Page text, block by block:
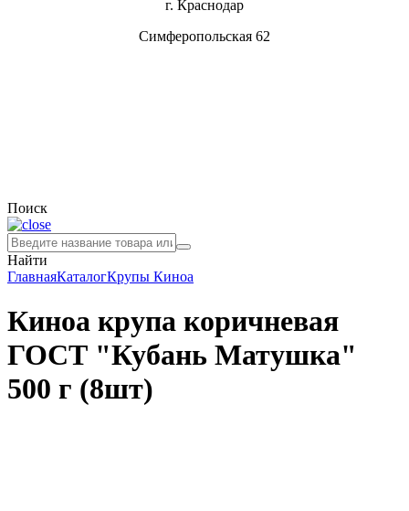
г. Краснодар
Симферопольская 62
Поиск
Найти
ГлавнаяКаталогКрупы Киноа
Киноа крупа коричневая
ГОСТ "Кубань Матушка"
500 г (8шт)